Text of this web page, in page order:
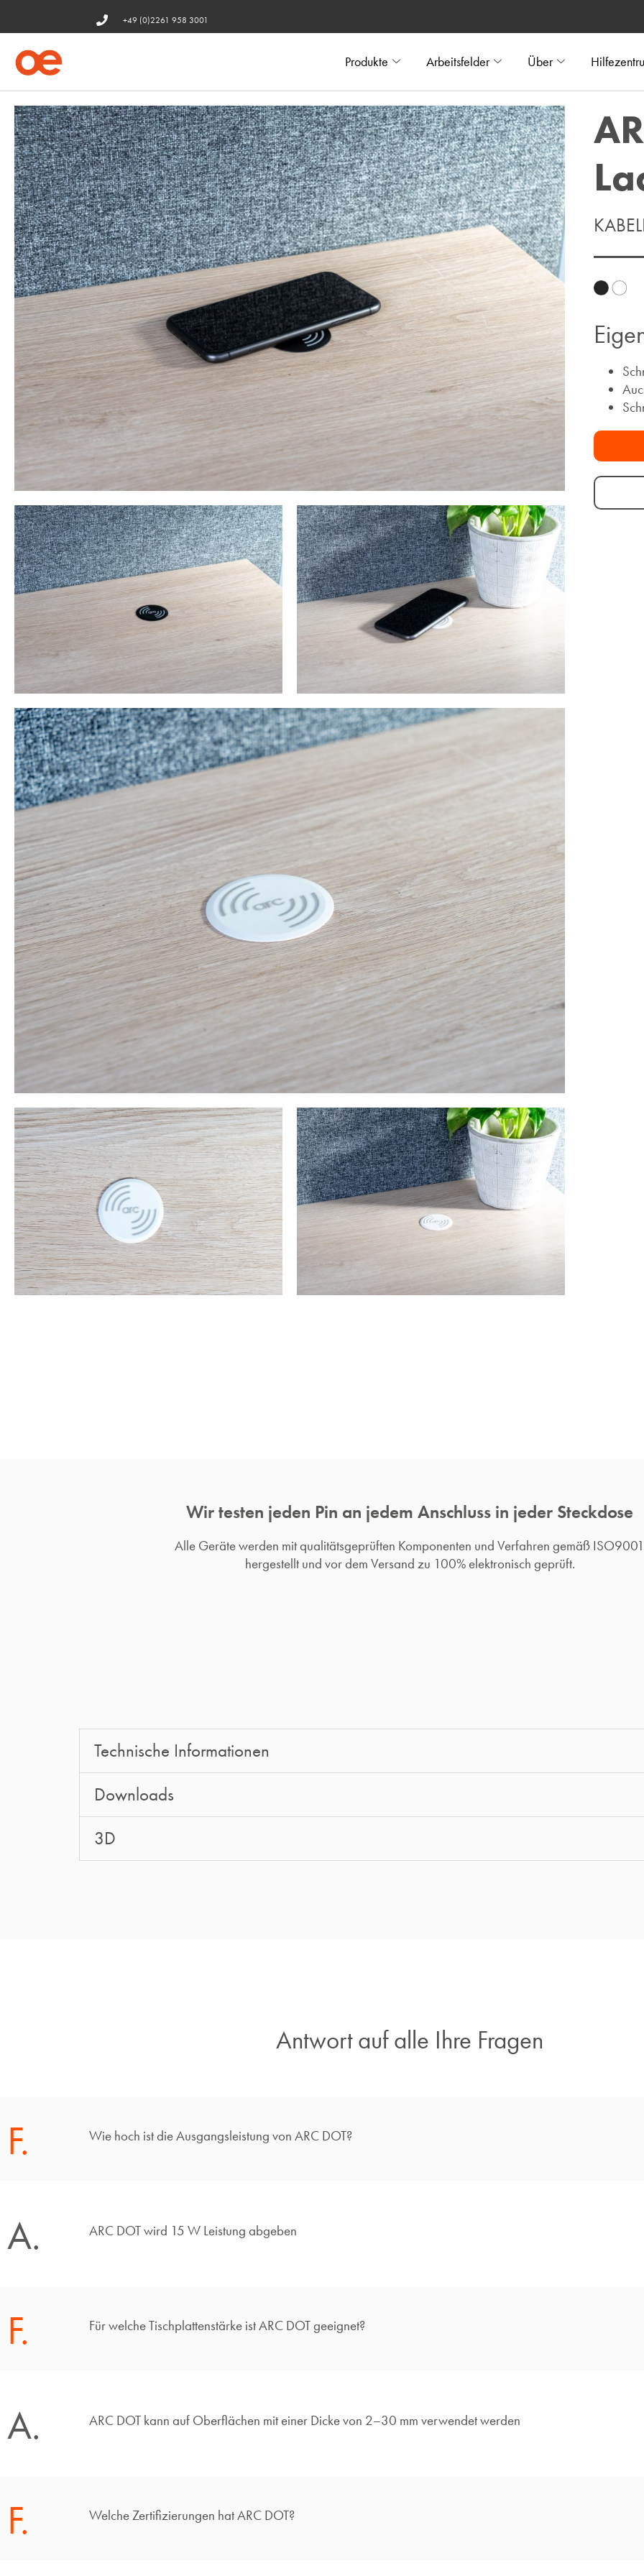
+49 (0)2261 958 3001
Produkte Arbeitsfelder Über
Wir testen jeden Pin an jedem Anschluss in jeder Steckdose
Alle Geräte werden mit qualitätsgeprüften Komponenten und Verfahren gemäß ISO9001
hergestellt und vor dem Versand zu 100% elektronisch geprüft.​
Technische Informationen
Downloads
3D
Antwort auf alle Ihre Fragen​
F. Wie hoch ist die Ausgangsleistung von ARC DOT?
A. ARC DOT wird 15 W Leistung abgeben
F. Für welche Tischplattenstärke ist ARC DOT geeignet?
A. ARC DOT kann auf Oberflächen mit einer Dicke von 2–30 mm verwendet werden
F. Welche Zertifizierungen hat ARC DOT?